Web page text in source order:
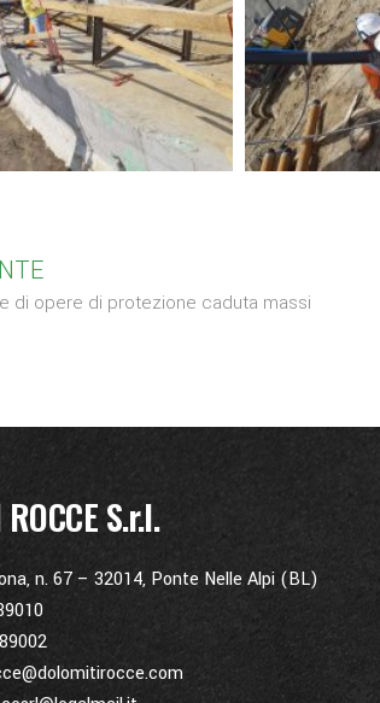
di opere di protezione caduta massi
S.r.l.
n. 67 – 32014, Ponte Nelle Alpi (BL)